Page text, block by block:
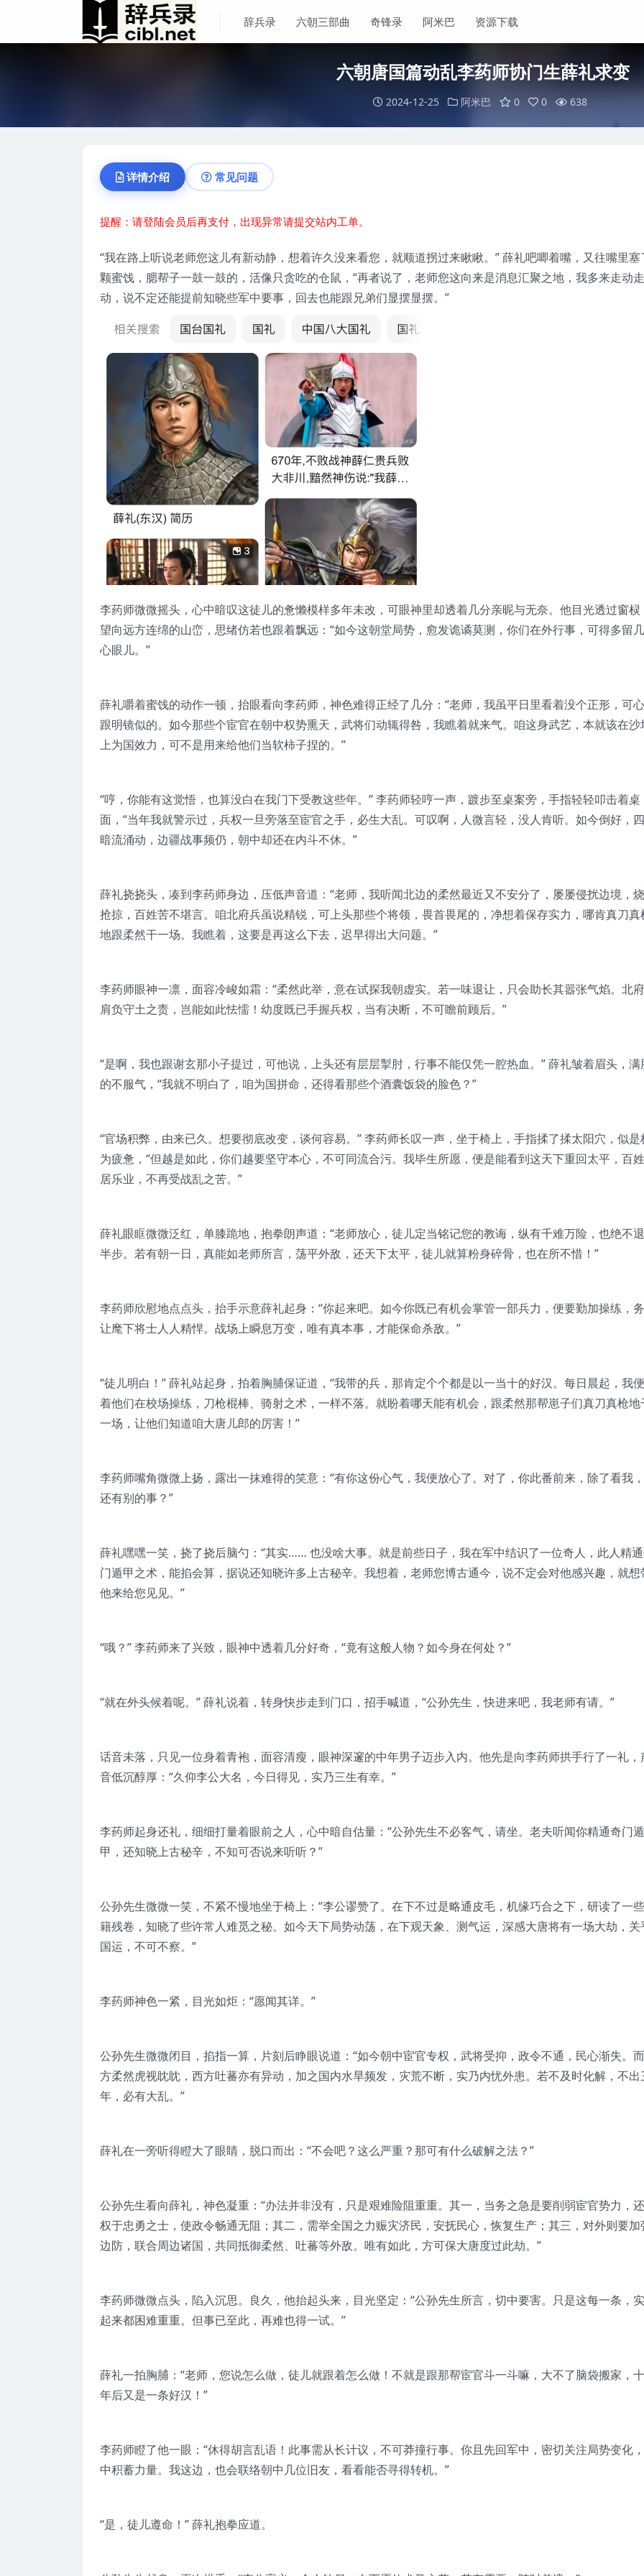
辞兵录 六朝三部曲 奇锋录 阿米巴 资源下载
六朝唐国篇动乱李药师协门生薛礼求变
2024-12-25 阿米巴 0 0 638
详情介绍 常见问题
提醒：请登陆会员后再支付，出现异常请提交站内工单。
“我在路上听说老师您这儿有新动静，想着许久没来看您，就顺道拐过来瞅瞅。” 薛礼吧唧着嘴，又往嘴里塞
颗蜜饯，腮帮子一鼓一鼓的，活像只贪吃的仓鼠，“再者说了，老师您这向来是消息汇聚之地，我多来走动走
动，说不定还能提前知晓些军中要事，回去也能跟兄弟们显摆显摆。”
李药师微微摇头，心中暗叹这徒儿的惫懒模样多年未改，可眼神里却透着几分亲昵与无奈。他目光透过窗棂
望向远方连绵的山峦，思绪仿若也跟着飘远：“如今这朝堂局势，愈发诡谲莫测，你们在外行事，可得多留
心眼儿。”
薛礼嚼着蜜饯的动作一顿，抬眼看向李药师，神色难得正经了几分：“老师，我虽平日里看着没个正形，可
跟明镜似的。如今那些个宦官在朝中权势熏天，武将们动辄得咎，我瞧着就来气。咱这身武艺，本就该在沙
上为国效力，可不是用来给他们当软柿子捏的。”
“哼，你能有这觉悟，也算没白在我门下受教这些年。” 李药师轻哼一声，踱步至桌案旁，手指轻轻叩击着桌
面，“当年我就警示过，兵权一旦旁落至宦官之手，必生大乱。可叹啊，人微言轻，没人肯听。如今倒好，
暗流涌动，边疆战事频仍，朝中却还在内斗不休。”
薛礼挠挠头，凑到李药师身边，压低声音道：“老师，我听闻北边的柔然最近又不安分了，屡屡侵扰边境，
抢掠，百姓苦不堪言。咱北府兵虽说精锐，可上头那些个将领，畏首畏尾的，净想着保存实力，哪肯真刀真
地跟柔然干一场。我瞧着，这要是再这么下去，迟早得出大问题。”
李药师眼神一凛，面容冷峻如霜：“柔然此举，意在试探我朝虚实。若一味退让，只会助长其嚣张气焰。北
肩负守土之责，岂能如此怯懦！幼度既已手握兵权，当有决断，不可瞻前顾后。”
“是啊，我也跟谢玄那小子提过，可他说，上头还有层层掣肘，行事不能仅凭一腔热血。” 薛礼皱着眉头，满
的不服气，“我就不明白了，咱为国拼命，还得看那些个酒囊饭袋的脸色？”
“官场积弊，由来已久。想要彻底改变，谈何容易。” 李药师长叹一声，坐于椅上，手指揉了揉太阳穴，似是
为疲惫，“但越是如此，你们越要坚守本心，不可同流合污。我毕生所愿，便是能看到这天下重回太平，百
居乐业，不再受战乱之苦。”
薛礼眼眶微微泛红，单膝跪地，抱拳朗声道：“老师放心，徒儿定当铭记您的教诲，纵有千难万险，也绝不
半步。若有朝一日，真能如老师所言，荡平外敌，还天下太平，徒儿就算粉身碎骨，也在所不惜！”
李药师欣慰地点点头，抬手示意薛礼起身：“你起来吧。如今你既已有机会掌管一部兵力，便要勤加操练，
让麾下将士人人精悍。战场上瞬息万变，唯有真本事，才能保命杀敌。”
“徒儿明白！” 薛礼站起身，拍着胸脯保证道，“我带的兵，那肯定个个都是以一当十的好汉。每日晨起，我
着他们在校场操练，刀枪棍棒、骑射之术，一样不落。就盼着哪天能有机会，跟柔然那帮崽子们真刀真枪地
一场，让他们知道咱大唐儿郎的厉害！”
李药师嘴角微微上扬，露出一抹难得的笑意：“有你这份心气，我便放心了。对了，你此番前来，除了看我
还有别的事？”
薛礼嘿嘿一笑，挠了挠后脑勺：“其实…… 也没啥大事。就是前些日子，我在军中结识了一位奇人，此人精
门遁甲之术，能掐会算，据说还知晓许多上古秘辛。我想着，老师您博古通今，说不定会对他感兴趣，就想
他来给您见见。”
“哦？” 李药师来了兴致，眼神中透着几分好奇，“竟有这般人物？如今身在何处？”
“就在外头候着呢。” 薛礼说着，转身快步走到门口，招手喊道，“公孙先生，快进来吧，我老师有请。”
话音未落，只见一位身着青袍，面容清瘦，眼神深邃的中年男子迈步入内。他先是向李药师拱手行了一礼，
音低沉醇厚：“久仰李公大名，今日得见，实乃三生有幸。”
李药师起身还礼，细细打量着眼前之人，心中暗自估量：“公孙先生不必客气，请坐。老夫听闻你精通奇门遁
甲，还知晓上古秘辛，不知可否说来听听？”
公孙先生微微一笑，不紧不慢地坐于椅上：“李公谬赞了。在下不过是略通皮毛，机缘巧合之下，研读了一
籍残卷，知晓了些许常人难觅之秘。如今天下局势动荡，在下观天象、测气运，深感大唐将有一场大劫，关
国运，不可不察。”
李药师神色一紧，目光如炬：“愿闻其详。”
公孙先生微微闭目，掐指一算，片刻后睁眼说道：“如今朝中宦官专权，武将受抑，政令不通，民心渐失。
方柔然虎视眈眈，西方吐蕃亦有异动，加之国内水旱频发，灾荒不断，实乃内忧外患。若不及时化解，不出
年，必有大乱。”
薛礼在一旁听得瞪大了眼睛，脱口而出：“不会吧？这么严重？那可有什么破解之法？”
公孙先生看向薛礼，神色凝重：“办法并非没有，只是艰难险阻重重。其一，当务之急是要削弱宦官势力，
权于忠勇之士，使政令畅通无阻；其二，需举全国之力赈灾济民，安抚民心，恢复生产；其三，对外则要加
边防，联合周边诸国，共同抵御柔然、吐蕃等外敌。唯有如此，方可保大唐度过此劫。”
李药师微微点头，陷入沉思。良久，他抬起头来，目光坚定：“公孙先生所言，切中要害。只是这每一条，
起来都困难重重。但事已至此，再难也得一试。”
薛礼一拍胸脯：“老师，您说怎么做，徒儿就跟着怎么做！不就是跟那帮宦官斗一斗嘛，大不了脑袋搬家，
年后又是一条好汉！”
李药师瞪了他一眼：“休得胡言乱语！此事需从长计议，不可莽撞行事。你且先回军中，密切关注局势变化
中积蓄力量。我这边，也会联络朝中几位旧友，看看能否寻得转机。”
“是，徒儿遵命！” 薛礼抱拳应道。